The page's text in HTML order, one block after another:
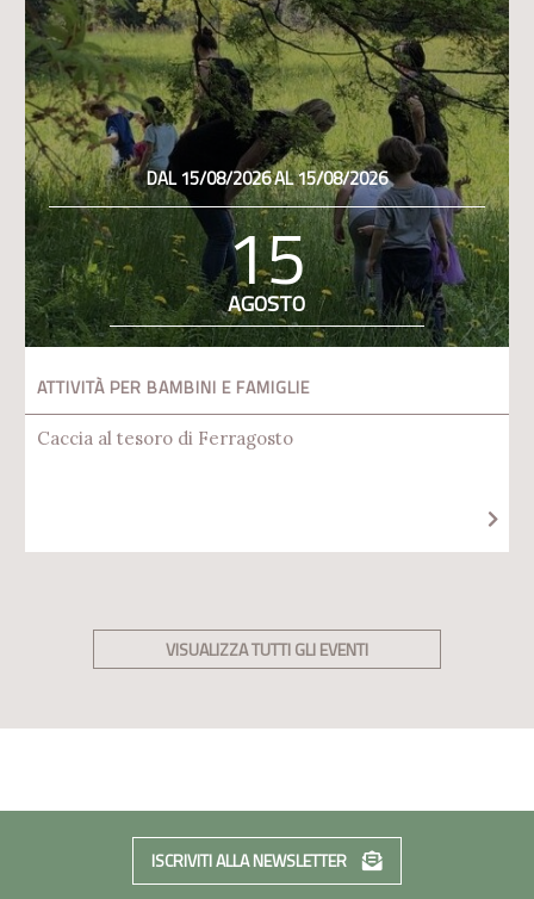
DAL 15/08/2026 AL 15/08/2026
15
AGOSTO
ATTIVITÀ PER BAMBINI E FAMIGLIE
Caccia al tesoro di Ferragosto
VISUALIZZA TUTTI GLI EVENTI
ISCRIVITI ALLA NEWSLETTER